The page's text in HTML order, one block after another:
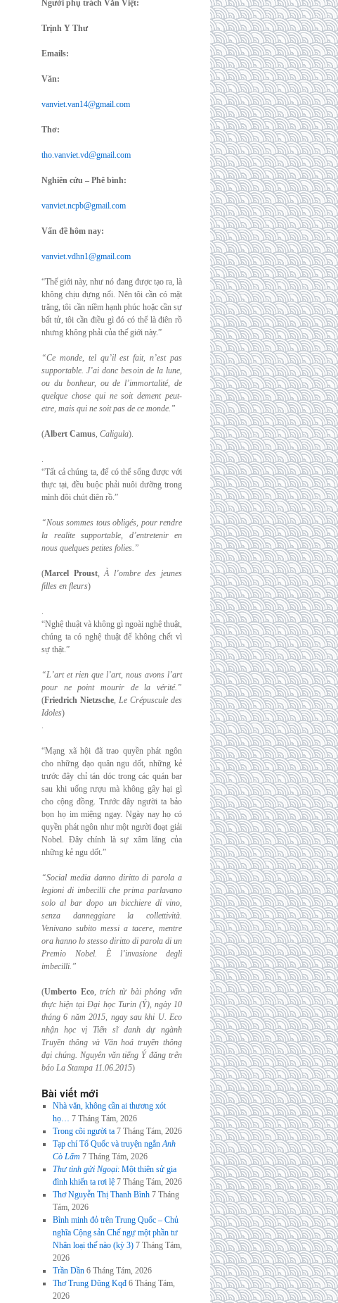
Người phụ trách Văn Việt:
Trịnh Y Thư
Emails:
Văn:
vanviet.van14@gmail.com
Thơ:
tho.vanviet.vd@gmail.com
Nghiên cứu – Phê bình:
vanviet.ncpb@gmail.com
Vấn đề hôm nay:
vanviet.vdhn1@gmail.com
“Thế giới này, như nó đang được tạo ra, là
không chịu đựng nổi. Nên tôi cần có mặt
trăng, tôi cần niềm hạnh phúc hoặc cần sự
bất tử, tôi cần điều gì đó có thể là điên rồ
nhưng không phải của thế giới này.”
“Ce monde, tel qu’il est fait, n’est pas
supportable. J’ai donc besoin de la lune,
ou du bonheur, ou de l’immortalité, de
quelque chose qui ne soit dement peut-
etre, mais qui ne soit pas de ce monde.”
(Albert Camus, Caligula).
.
“Tất cả chúng ta, để có thể sống được với
thực tại, đều buộc phải nuôi dưỡng trong
mình đôi chút điên rồ.”
“Nous sommes tous obligés, pour rendre
la realite supportable, d’entretenir en
nous quelques petites folies.”
(Marcel Proust,À l’ombre des jeunes
filles en fleurs)
.
“Nghệ thuật và không gì ngoài nghệ thuật,
chúng ta có nghệ thuật để không chết vì
sự thật.”
“L’art et rien que l’art, nous avons l’art
pour ne point mourir de la vérité.”
(Friedrich Nietzsche, Le Crépuscule des
Idoles)
.
“Mạng xã hội đã trao quyền phát ngôn
cho những đạo quân ngu dốt, những kẻ
trước đây chỉ tán dóc trong các quán bar
sau khi uống rượu mà không gây hại gì
cho cộng đồng. Trước đây người ta bảo
bọn họ im miệng ngay. Ngày nay họ có
quyền phát ngôn như một người đoạt giải
Nobel. Đây chính là sự xâm lăng của
những kẻ ngu dốt.”
“Social media danno diritto di parola a
legioni di imbecilli che prima parlavano
solo albar dopo un bicchiere di vino,
senza danneggiare la collettività.
Venivano subito messi a tacere, mentre
ora hanno lo stesso diritto di parola di un
Premio Nobel. È l’invasione degli
imbecilli.”
(Umberto Eco,trích từ bài phỏng vấn
thực hiện tại Đại học Turin (Ý), ngày 10
tháng 6 năm 2015, ngay sau khi U. Eco
nhận học vị Tiến sĩ danh dự ngành
Truyền thông và Văn hoá truyền thông
đại chúng. Nguyên văn tiếng Ý đăng trên
báo La Stampa 11.06.2015)
Bài viết mới
Nhà văn, không cần ai thương xót
họ… 7 Tháng Tám, 2026
Trong cõi người ta 7 Tháng Tám, 2026
Tạp chí Tổ Quốc và truyện ngắnAnh
Cò Lấm 7 Tháng Tám, 2026
Thư tình gửi Ngoại: Một thiên sử gia
đình khiến ta rơi lệ 7 Tháng Tám, 2026
Thơ Nguyễn Thị Thanh Bình 7 Tháng
Tám, 2026
Bình minh đỏ trên Trung Quốc – Chủ
nghĩa Cộng sản Chế ngự một phần tư
Nhân loại thế nào (kỳ 3) 7 Tháng Tám,
2026
Trần Dần 6 Tháng Tám, 2026
Thơ Trung Dũng Kqđ 6 Tháng Tám,
2026